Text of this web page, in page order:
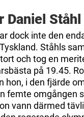
Daniel Ståhl
dock inte den
Ståhls
och tog en
på 19.45.
hon, i den fjärde
femte omgången
vann därmed